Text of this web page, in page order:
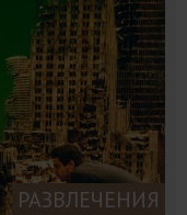
РАЗВЛЕЧЕНИЯ